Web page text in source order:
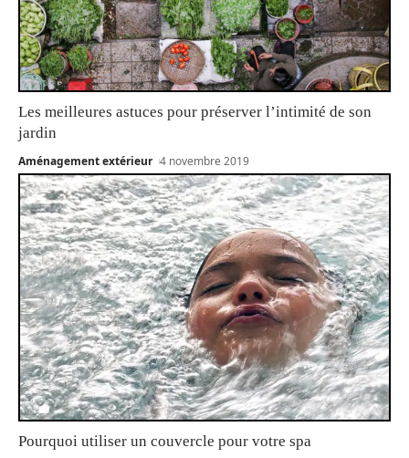
Les meilleures astuces pour préserver l’intimité de son
jardin
Aménagement extérieur 4 novembre 2019
Pourquoi utiliser un couvercle pour votre spa